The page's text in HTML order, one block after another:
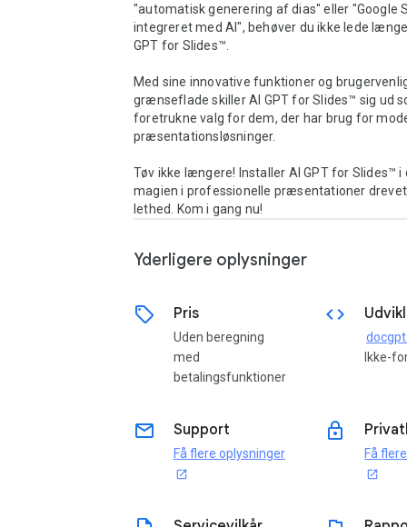
"automatisk generering af dias" eller "Google
integreret med AI", behøver du ikke lede
GPT for Slides™.
Med sine innovative funktioner og
grænseflade skiller AI GPT for Slides™ sig ud
foretrukne valg for dem, der har brug for
præsentationsløsninger.
Tøv ikke længere! Installer AI GPT for Slides™ i
magien i professionelle præsentationer
lethed. Kom i gang nu!
Yderligere oplysninger
sell Pris
Uden beregning
med
betalingsfunktioner
code
Ikke-
email Support
Få flere oplysninger
open_in_new
lock
Få
open_in_new